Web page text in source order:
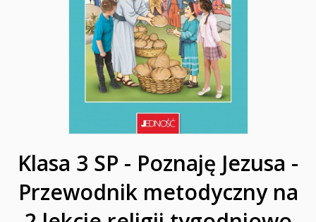
Pomoce duszpasterskie i homiletyczne
Pomoce katechetyczne
Książki religijne dla dzieci
NOWOŚCI
Klasa 3 SP - Poznaję Jezusa -
Przewodnik metodyczny na